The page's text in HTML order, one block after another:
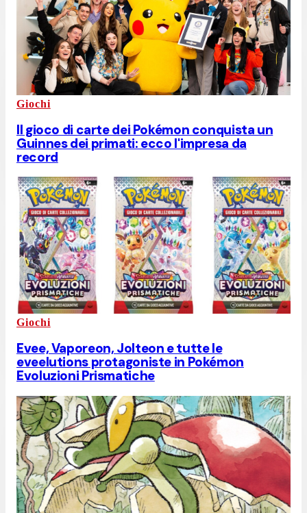
Giochi
Il gioco di carte dei Pokémon conquista un
Guinnes dei primati: ecco l'impresa da
record
Giochi
Evee, Vaporeon, Jolteon e tutte le
eveelutions protagoniste in Pokémon
Evoluzioni Prismatiche